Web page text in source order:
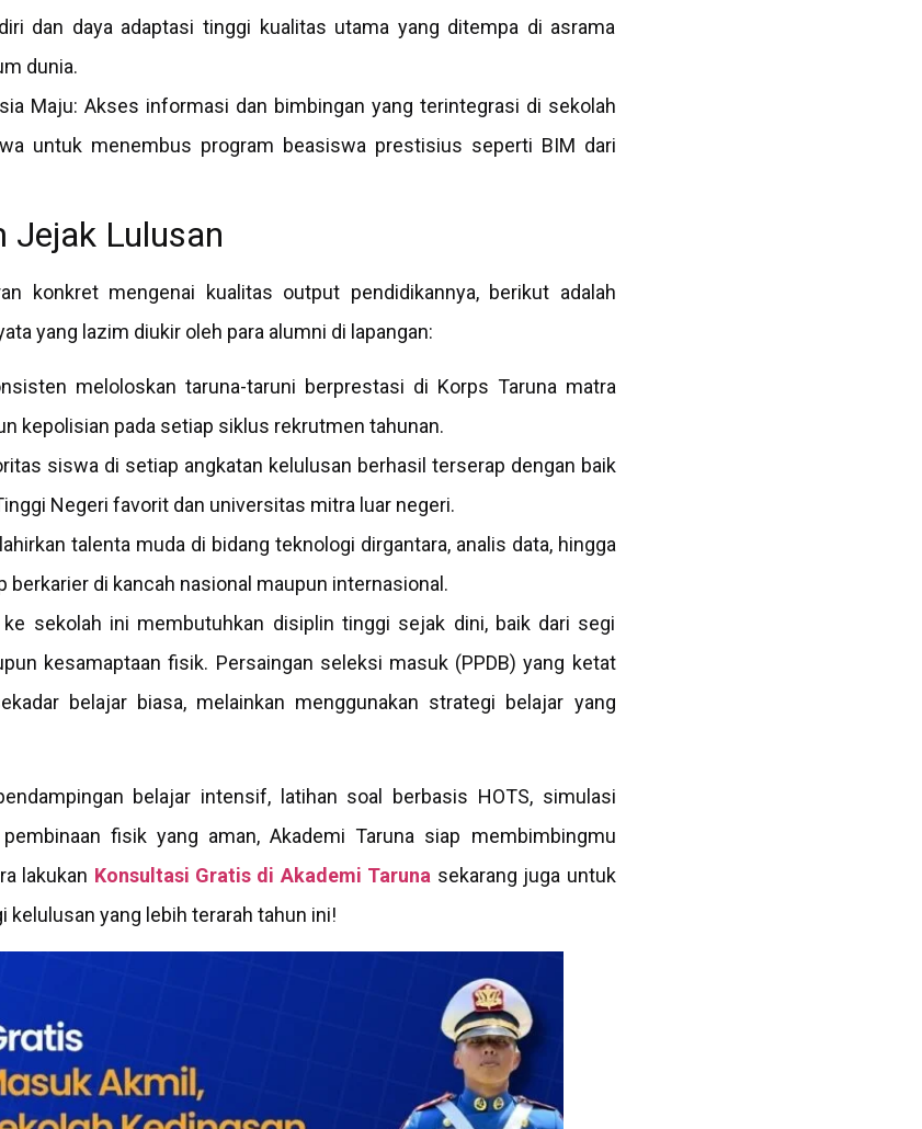
dan daya adaptasi tinggi kualitas utama yang ditempa di asrama
dunia.
Maju: Akses informasi dan bimbingan yang terintegrasi di sekolah
untuk menembus program beasiswa prestisius seperti BIM dari
Jejak Lulusan
konkret mengenai kualitas output pendidikannya, berikut adalah
yang lazim diukir oleh para alumni di lapangan:
meloloskan taruna-taruni berprestasi di Korps Taruna matra
kepolisian pada setiap siklus rekrutmen tahunan.
siswa di setiap angkatan kelulusan berhasil terserap dengan baik
Negeri favorit dan universitas mitra luar negeri.
talenta muda di bidang teknologi dirgantara, analis data, hingga
berkarier di kancah nasional maupun internasional.
sekolah ini membutuhkan disiplin tinggi sejak dini, baik dari segi
kesamaptaan fisik. Persaingan seleksi masuk (PPDB) yang ketat
belajar biasa, melainkan menggunakan strategi belajar yang
belajar intensif, latihan soal berbasis HOTS, simulasi
fisik yang aman, Akademi Taruna siap membimbingmu
lakukan Konsultasi Gratis di Akademi Taruna sekarang juga untuk
kelulusan yang lebih terarah tahun ini!